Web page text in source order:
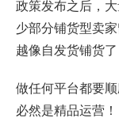
政策发布之后，
少部分铺货型卖
越像自发货铺货了
做任何平台都要
必然是精品运营！